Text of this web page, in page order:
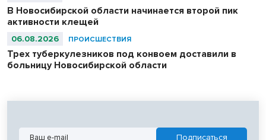
В Новосибирской области начинается второй пик
активности клещей
06.08.2026 ПРОИСШЕСТВИЯ
Трех туберкулезников под конвоем доставили в
больницу Новосибирской области